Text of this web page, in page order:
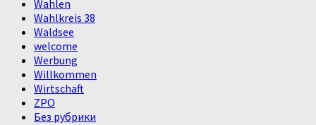
Wahlen
Wahlkreis 38
Waldsee
welcome
Werbung
Willkommen
Wirtschaft
ZPO
Без рубрики